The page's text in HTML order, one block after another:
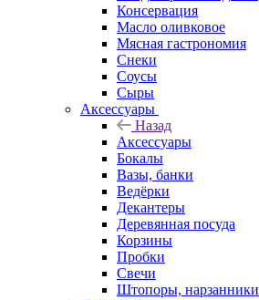
Консервация
Масло оливковое
Мясная гастрономия
Снеки
Соусы
Сыры
Аксессуары
Назад
Аксессуары
Бокалы
Вазы, банки
Ведёрки
Декантеры
Деревянная посуда
Корзины
Пробки
Свечи
Штопоры, нарзанники